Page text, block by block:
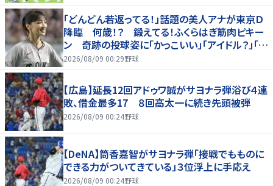
「どんどん若返ってる！」話題の美人アナが東京Ｄ
降臨 何歳！？ 鍛えてる！ふくらはぎ筋肉ピキー
ン 奇跡の投球姿に「かっこいい」「アイドル？」「女
神」
2026/08/09 00:29野球
【広島】延長12回アドゥワ誠がサヨナラ弾浴び４連
敗、借金最多17 ８回高太一に続き先頭被弾
2026/08/09 00:24野球
【DeNA】筒香嘉智がサヨナラ弾「接戦でもものに
できる力がついてきている」３位浮上に手応え
2026/08/09 00:24野球